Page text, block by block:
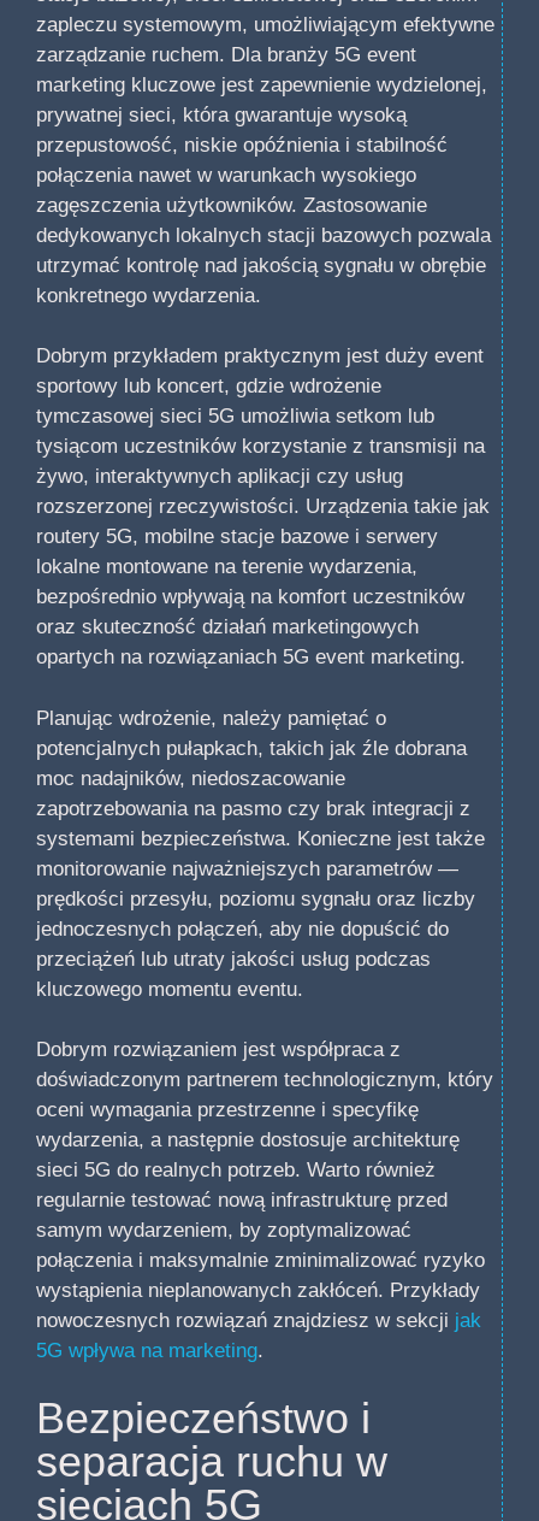
zapleczu systemowym, umożliwiającym efektywne
zarządzanie ruchem. Dla branży 5G event
marketing kluczowe jest zapewnienie wydzielonej,
prywatnej sieci, która gwarantuje wysoką
przepustowość, niskie opóźnienia i stabilność
połączenia nawet w warunkach wysokiego
zagęszczenia użytkowników. Zastosowanie
dedykowanych lokalnych stacji bazowych pozwala
utrzymać kontrolę nad jakością sygnału w obrębie
konkretnego wydarzenia.
Dobrym przykładem praktycznym jest duży event
sportowy lub koncert, gdzie wdrożenie
tymczasowej sieci 5G umożliwia setkom lub
tysiącom uczestników korzystanie z transmisji na
żywo, interaktywnych aplikacji czy usług
rozszerzonej rzeczywistości. Urządzenia takie jak
routery 5G, mobilne stacje bazowe i serwery
lokalne montowane na terenie wydarzenia,
bezpośrednio wpływają na komfort uczestników
oraz skuteczność działań marketingowych
opartych na rozwiązaniach 5G event marketing.
Planując wdrożenie, należy pamiętać o
potencjalnych pułapkach, takich jak źle dobrana
moc nadajników, niedoszacowanie
zapotrzebowania na pasmo czy brak integracji z
systemami bezpieczeństwa. Konieczne jest także
monitorowanie najważniejszych parametrów —
prędkości przesyłu, poziomu sygnału oraz liczby
jednoczesnych połączeń, aby nie dopuścić do
przeciążeń lub utraty jakości usług podczas
kluczowego momentu eventu.
Dobrym rozwiązaniem jest współpraca z
doświadczonym partnerem technologicznym, który
oceni wymagania przestrzenne i specyfikę
wydarzenia, a następnie dostosuje architekturę
sieci 5G do realnych potrzeb. Warto również
regularnie testować nową infrastrukturę przed
samym wydarzeniem, by zoptymalizować
połączenia i maksymalnie zminimalizować ryzyko
wystąpienia nieplanowanych zakłóceń. Przykłady
nowoczesnych rozwiązań znajdziesz w sekcji jak
5G wpływa na marketing.
Bezpieczeństwo i
separacja ruchu w
sieciach 5G